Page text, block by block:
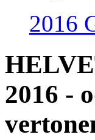
2016
2016 -